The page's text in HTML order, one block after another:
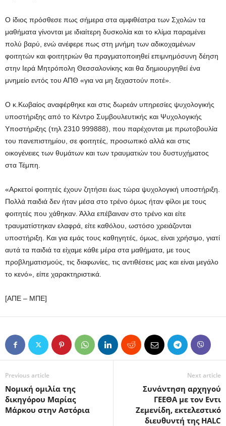
Ο ίδιος πρόσθεσε πως σήμερα στα αμφιθέατρα των Σχολών τα
μαθήματα γίνονται με ιδιαίτερη δυσκολία και το κλίμα παραμένει
πολύ βαρύ, ενώ ανέφερε πως στη μνήμη των αδικοχαμένων
φοιτητών και φοιτητριών θα πραγματοποιηθεί επιμνημόσυνη δέηση
στην Ιερά Μητρόπολη Θεσσαλονίκης και θα δημιουργηθεί ένα
μνημείο εντός του ΑΠΘ «για να μη ξεχαστούν ποτέ».
Ο κ.Κωβαίος αναφέρθηκε και στις δωρεάν υπηρεσίες ψυχολογικής
υποστήριξης από το Κέντρο Συμβουλευτικής και Ψυχολογικής
Υποστήριξης (τηλ 2310 999888), που παρέχονται με πρωτοβουλία
του πανεπιστημίου, σε φοιτητές, προσωπικό αλλά και στις
οικογένειες των θυμάτων και των τραυματιών του δυστυχήματος
στα Τέμπη.
«Αρκετοί φοιτητές έχουν ζητήσει έως τώρα ψυχολογική υποστήριξη.
Πολλά παιδιά δεν ήταν μέσα στο τρένο όμως ήταν φίλοι με τους
φοιτητές που χάθηκαν. Άλλα επέβαιναν στο τρένο και είτε
τραυματίστηκαν ελαφρά, είτε καθόλου, ωστόσο χρειάζονται
υποστήριξη. Και για εμάς τους καθηγητές, όμως, είναι χρήσιμο, γιατί
αυτά τα παιδιά τα είχαμε κάθε μέρα στα μαθήματα, με τους
προβληματισμούς, τις διαφωνίες, τις αντιθέσεις μας και είναι μεγάλο
το κενό», είπε χαρακτηριστικά.
[ΑΠΕ – ΜΠΕ]
Previous article
Νομική ομιλία της
δικηγόρου Μαρίας
Μάρκου στην Αστόρια
Next article
Συνάντηση αρχηγού
ΓΕΕΘΑ με τον Εντι
Ζεμενίδη, εκτελεστικό
διευθυντή της HALC